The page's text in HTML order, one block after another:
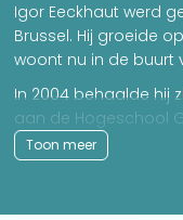
Igor Eeckhaut werd
Brussel. Hij groeide
woont nu in de buurt
In 2004 behaalde hij
aan de Hogeschool
Intercultureel
Sinds 2014 werkt hij
rond de
Toon meer